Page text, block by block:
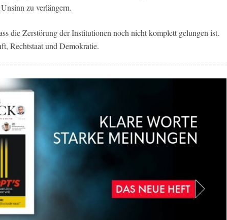
zu verlängern.
die Zerstörung der Institutionen noch nicht komplett gelungen ist.
Rechtstaat und Demokratie.